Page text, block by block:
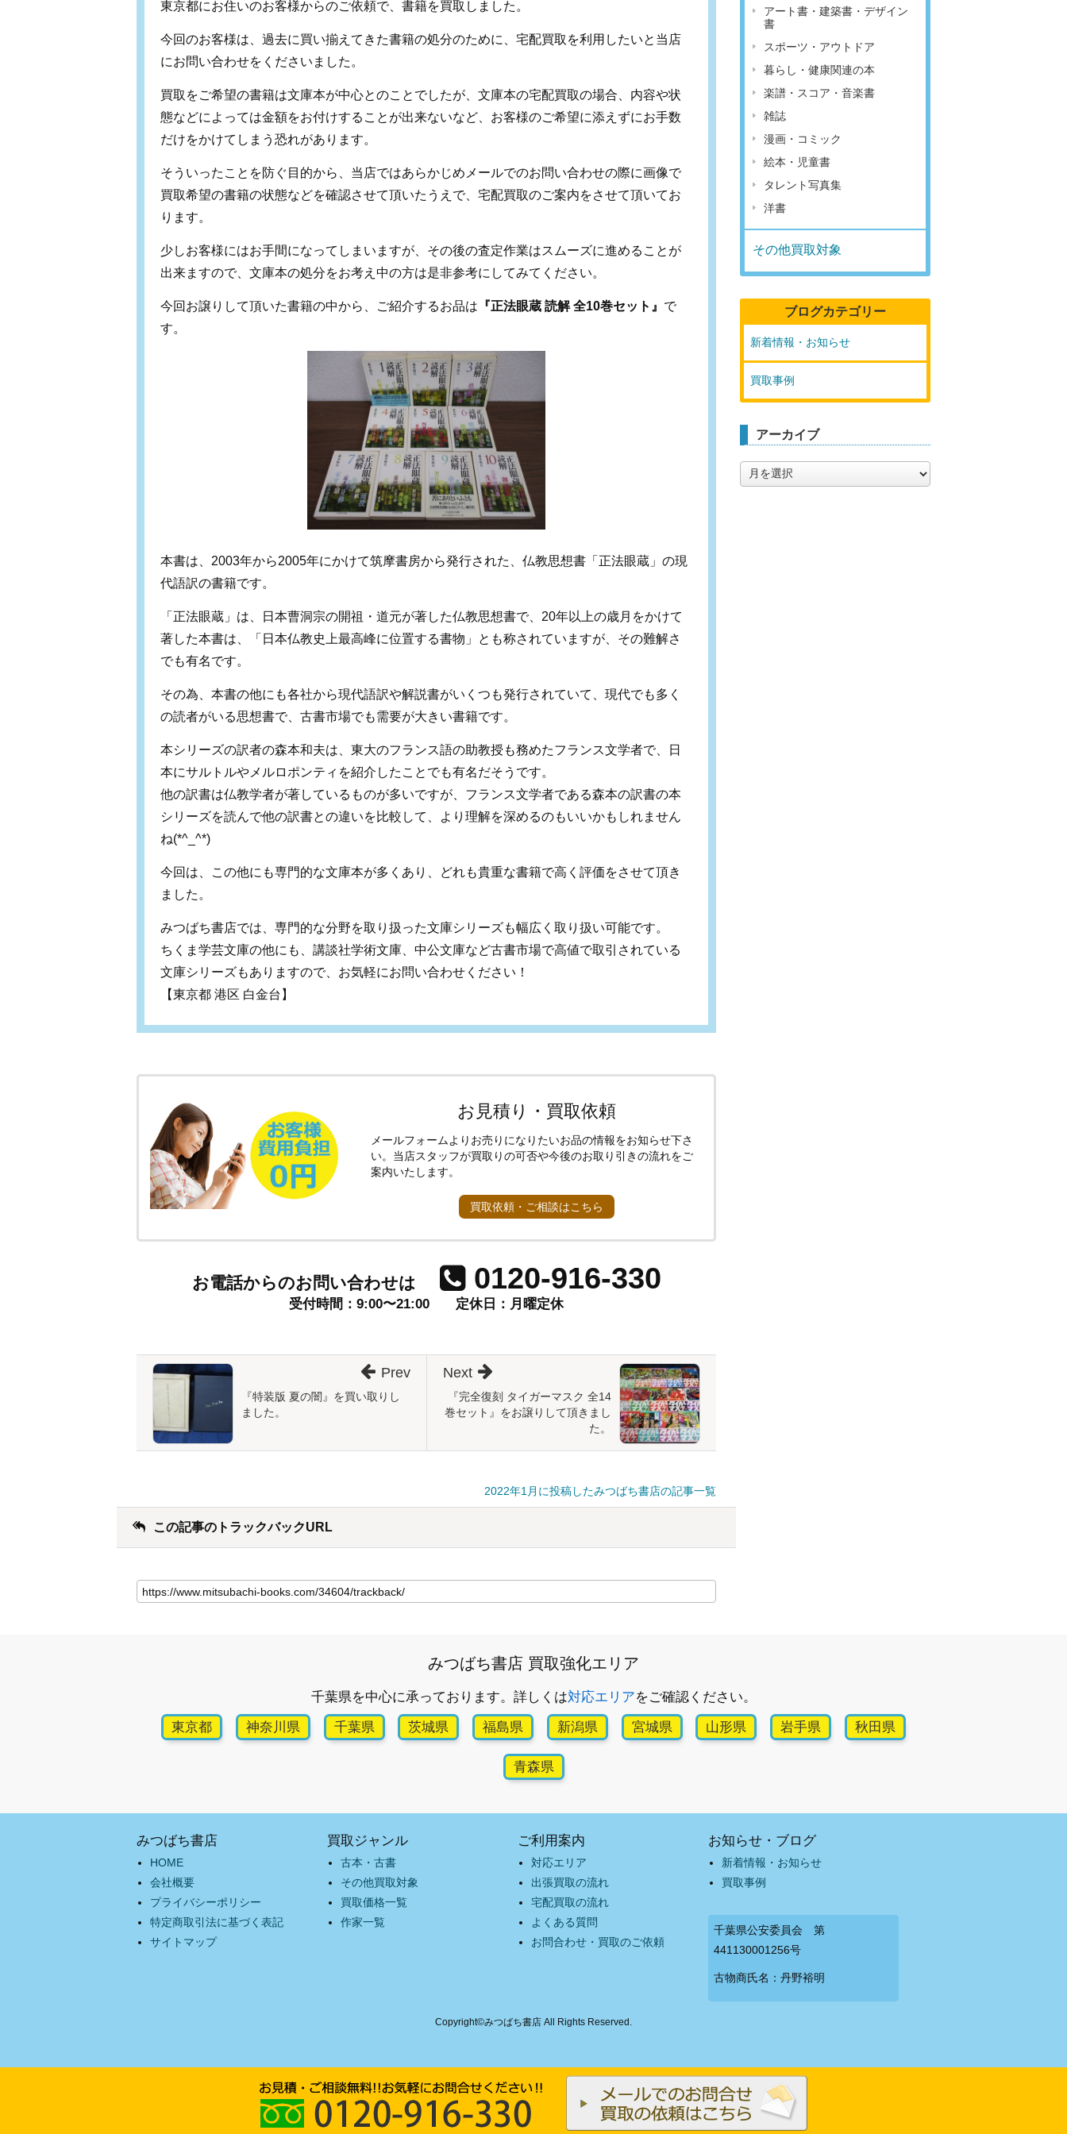
東京都にお住いのお客様からのご依頼で、書籍を買取しました。
今回のお客様は、過去に買い揃えてきた書籍の処分のために、宅配買取を利用したいと当店
にお問い合わせをくださいました。
買取をご希望の書籍は文庫本が中心とのことでしたが、文庫本の宅配買取の場合、内容や状
態などによっては金額をお付けすることが出来ないなど、お客様のご希望に添えずにお手数
だけをかけてしまう恐れがあります。
そういったことを防ぐ目的から、当店ではあらかじめメールでのお問い合わせの際に画像で
買取希望の書籍の状態などを確認させて頂いたうえで、宅配買取のご案内をさせて頂いてお
ります。
少しお客様にはお手間になってしまいますが、その後の査定作業はスムーズに進めることが
出来ますので、文庫本の処分をお考え中の方は是非参考にしてみてください。
今回お譲りして頂いた書籍の中から、ご紹介するお品は 『正法眼蔵 読解 全10巻セット』 で
す。
本書は、2003年から2005年にかけて筑摩書房から発行された、仏教思想書「正法眼蔵」の現
代語訳の書籍です。
「正法眼蔵」は、日本曹洞宗の開祖・道元が著した仏教思想書で、20年以上の歳月をかけて
著した本書は、「日本仏教史上最高峰に位置する書物」とも称されていますが、その難解さ
でも有名です。
その為、本書の他にも各社から現代語訳や解説書がいくつも発行されていて、現代でも多く
の読者がいる思想書で、古書市場でも需要が大きい書籍です。
本シリーズの訳者の森本和夫は、東大のフランス語の助教授も務めたフランス文学者で、日
本にサルトルやメルロポンティを紹介したことでも有名だそうです。
他の訳書は仏教学者が著しているものが多いですが、フランス文学者である森本の訳書の本
シリーズを読んで他の訳書との違いを比較して、より理解を深めるのもいいかもしれません
ね(*^_^*)
今回は、この他にも専門的な文庫本が多くあり、どれも貴重な書籍で高く評価をさせて頂き
ました。
みつばち書店では、専門的な分野を取り扱った文庫シリーズも幅広く取り扱い可能です。
ちくま学芸文庫の他にも、講談社学術文庫、中公文庫など古書市場で高値で取引されている
文庫シリーズもありますので、お気軽にお問い合わせください！
【東京都 港区 白金台】
お見積り・買取依頼
メールフォームよりお売りになりたいお品の情報をお知らせ下さ
い。当店スタッフが買取りの可否や今後のお取り引きの流れをご
案内いたします。
買取依頼・ご相談はこちら
お電話からのお問い合わせは 0120-916-330
受付時間：9:00〜21:00 定休日：月曜定休
『完全復刻 タイガーマスク 全14
巻セット』をお譲りして頂きまし
た。
Next
『特装版 夏の闇』を買い取りし
ました。
Prev
2022年1月に投稿したみつばち書店の記事一覧
この記事のトラックバックURL
アート書・建築書・デザイン
書
スポーツ・アウトドア
暮らし・健康関連の本
楽譜・スコア・音楽書
雑誌
漫画・コミック
絵本・児童書
タレント写真集
洋書
その他買取対象
ブログカテゴリー
新着情報・お知らせ
買取事例
アーカイブ
ー
みつばち書店 買取強化エリア
千葉県を中心に承っております。詳しくは対応エリアをご確認ください。
東京都
神奈川県 千葉県 茨城県 福島県 新潟県 宮城県 山形県 岩手県 秋田県
青森県
みつばち書店
HOME
会社概要
プライバシーポリシー
特定商取引法に基づく表記
サイトマップ
買取ジャンル
古本・古書
その他買取対象
買取価格一覧
作家一覧
ご利用案内
対応エリア
出張買取の流れ
宅配買取の流れ
よくある質問
お問合わせ・買取のご依頼
お知らせ・ブログ
新着情報・お知らせ
買取事例
千葉県公安委員会 第
441130001256号
古物商氏名：丹野裕明
Copyright©みつばち書店 All Rights Reserved.